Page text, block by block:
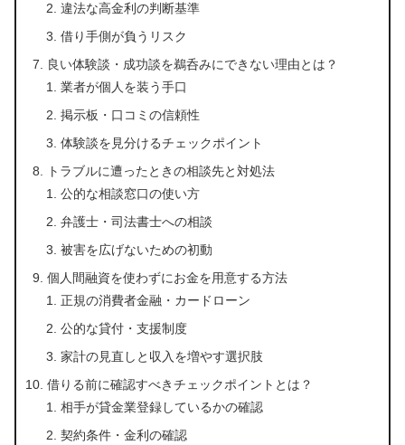
違法な高金利の判断基準
借り手側が負うリスク
良い体験談・成功談を鵜呑みにできない理由とは？
業者が個人を装う手口
掲示板・口コミの信頼性
体験談を見分けるチェックポイント
トラブルに遭ったときの相談先と対処法
公的な相談窓口の使い方
弁護士・司法書士への相談
被害を広げないための初動
個人間融資を使わずにお金を用意する方法
正規の消費者金融・カードローン
公的な貸付・支援制度
家計の見直しと収入を増やす選択肢
借りる前に確認すべきチェックポイントとは？
相手が貸金業登録しているかの確認
契約条件・金利の確認